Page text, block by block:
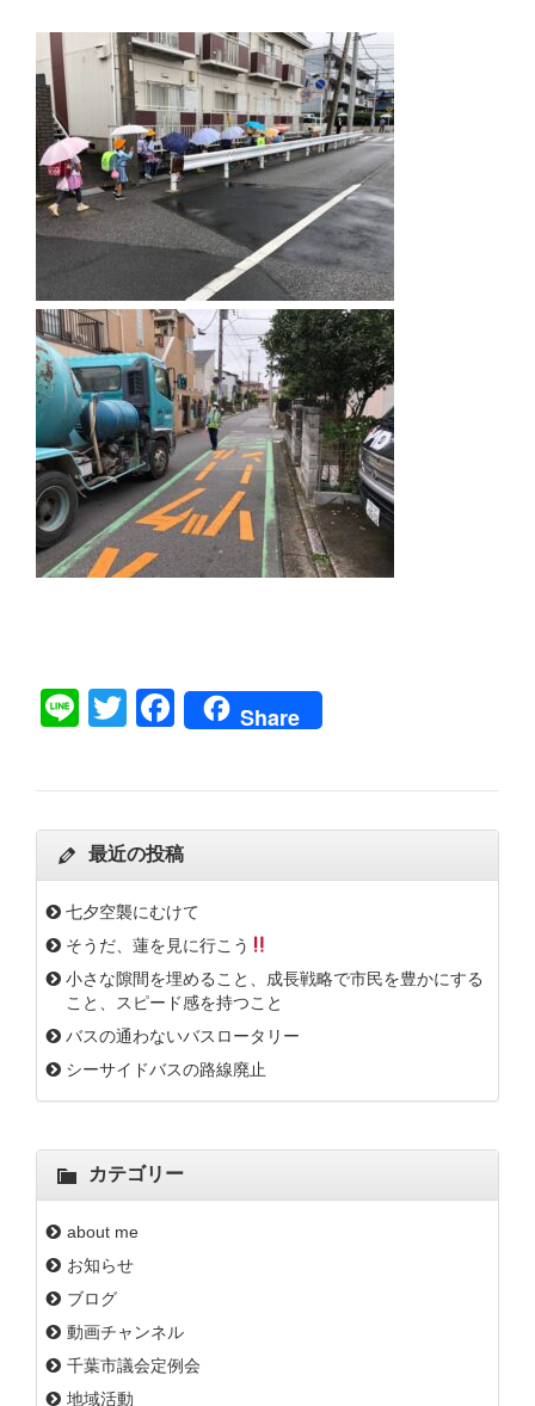
LineTwitterFacebook
Share
最近の投稿
七夕空襲にむけて
そうだ、蓮を見に行こう
小さな隙間を埋めること、成長戦略で市民を豊かにする
こと、スピード感を持つこと
バスの通わないバスロータリー
シーサイドバスの路線廃止
カテゴリー
about me
お知らせ
ブログ
動画チャンネル
千葉市議会定例会
地域活動